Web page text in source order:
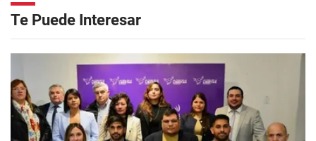
Te Puede Interesar